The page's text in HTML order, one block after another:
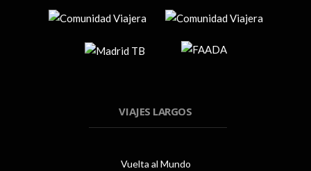
VIAJES LARGOS
Vuelta al Mundo